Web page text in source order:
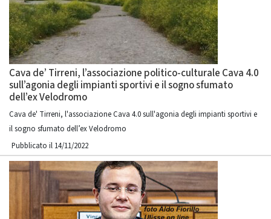
Cava de’ Tirreni, l’associazione politico-culturale Cava 4.0
sull’agonia degli impianti sportivi e il sogno sfumato
dell’ex Velodromo
Cava de' Tirreni, l'associazione Cava 4.0 sull'agonia degli impianti sportivi e
il sogno sfumato dell’ex Velodromo
Pubblicato il 14/11/2022